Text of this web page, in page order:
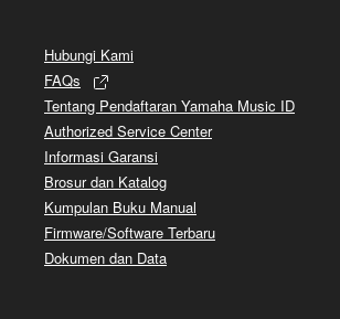
Hubungi Kami
FAQs
Tentang Pendaftaran Yamaha Music ID
Authorized Service Center
Informasi Garansi
Brosur dan Katalog
Kumpulan Buku Manual
Firmware/Software Terbaru
Dokumen dan Data